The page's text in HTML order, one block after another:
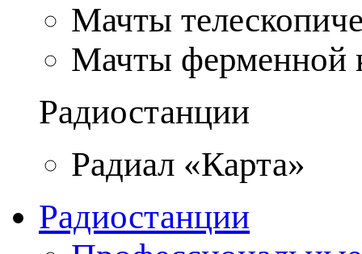
Мачты
Мачты ферменной
Радиостанции
Радиал «Карта»
Радиостанции